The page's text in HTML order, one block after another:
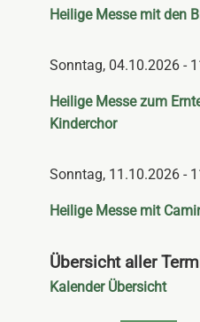
Heilige Messe mit den
Sonntag, 04.10.2026 -
Heilige Messe zum
Kinderchor
Sonntag, 11.10.2026 -
Heilige Messe mit
Übersicht aller
Navigation
Kalender Übersicht